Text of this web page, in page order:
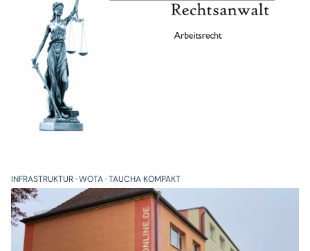
INFRASTRUKTUR WOTA TAUCHA KOMPAKT